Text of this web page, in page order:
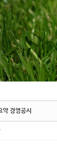
경영공시